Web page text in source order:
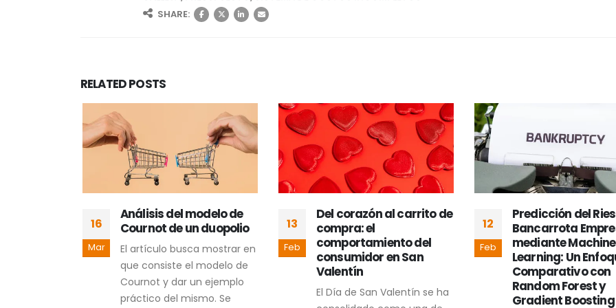
SHARE:
RELATEDPOSTS
16
Mar
Análisis del modelo de
Cournot de un duopolio
El artículo busca mostrar en
que consiste el modelo de
Cournot y dar un ejemplo
práctico del mismo. Se
13
Feb
Del corazón al carrito de
compra: el
comportamiento del
consumidor en San
Valentín
El Día de San Valentín se ha
12
Feb
Predicción del
Bancarrota
mediante Machine
Learning: Un
Comparativo con
Random Forest y
Gradient Boosting